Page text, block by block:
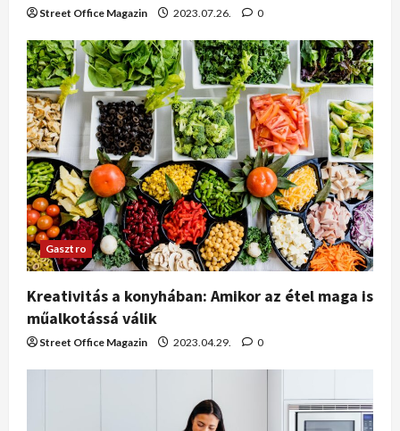
Street Office Magazin 2023.07.26. 0
Gasztro
Kreativitás a konyhában: Amikor az étel maga is
műalkotássá válik
Street Office Magazin 2023.04.29. 0